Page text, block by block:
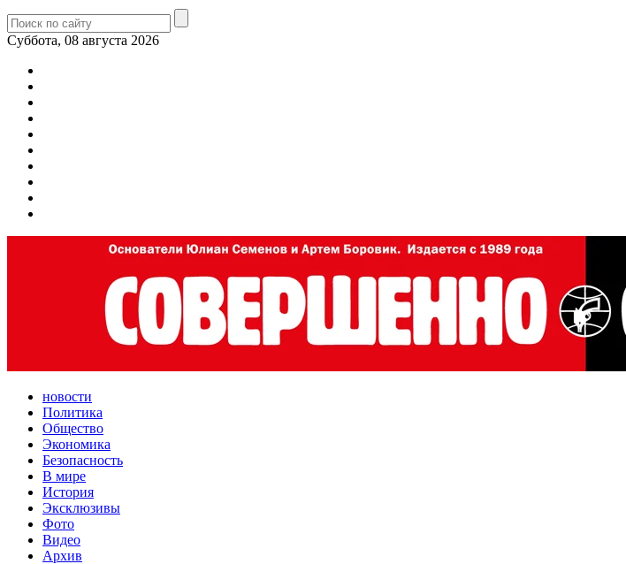
Суббота, 08 августа 2026
новости
Политика
Общество
Экономика
Безопасность
В мире
История
Эксклюзивы
Фото
Видео
Архив